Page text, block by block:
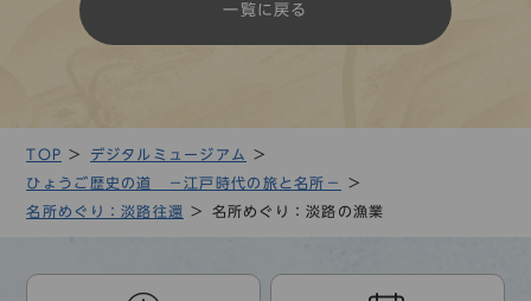
一覧に戻る
TOP
デジタルミュージアム
ひょうご歴史の道 －江戸時代の旅と名所－
名所めぐり：淡路往還
名所めぐり：淡路の漁業